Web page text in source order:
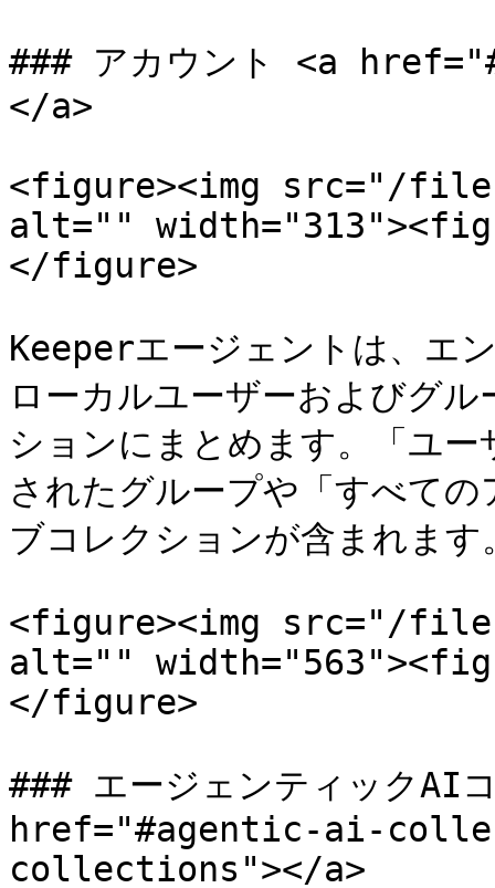
### アカウント <a
</a>
<figure><img src="/
alt=""
</figure>
Keeperエージェントは、エ
ローカルユーザーおよびグ
ションにまとめます。「ユ
されたグループや「すべて
ブコレクションが含まれます
<figure><img src="/files/
alt=""
</figure>
### エージェンティックAI
href="#agentic-ai-
collections"></a>